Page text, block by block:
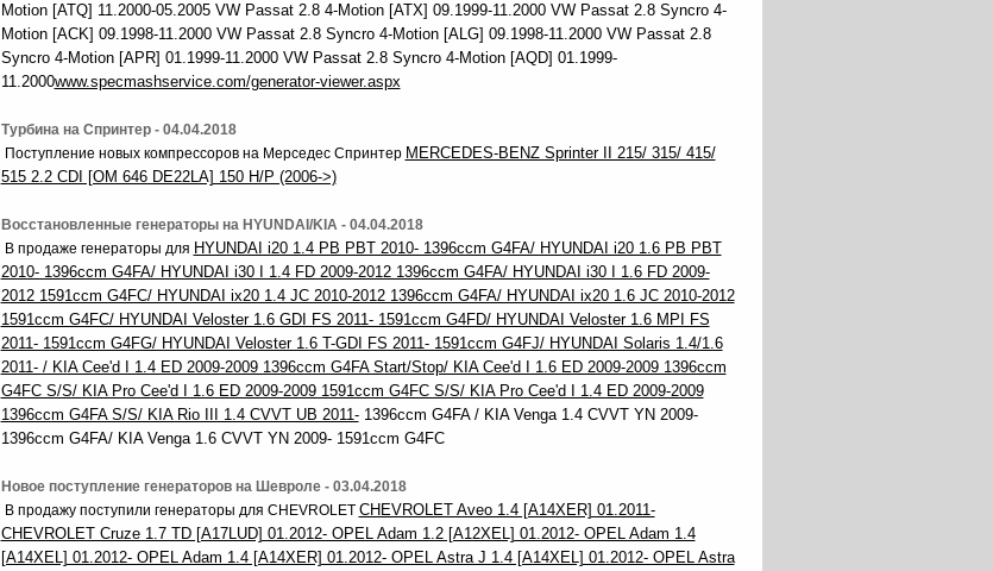
Motion [ATQ] 11.2000-05.2005 VW Passat 2.8 4-Motion [ATX] 09.1999-11.2000 VW Passat 2.8 Syncro 4-
Motion [ACK] 09.1998-11.2000 VW Passat 2.8 Syncro 4-Motion [ALG] 09.1998-11.2000 VW Passat 2.8
Syncro 4-Motion [APR] 01.1999-11.2000 VW Passat 2.8 Syncro 4-Motion [AQD] 01.1999-
11.2000www.specmashservice.com/generator-viewer.aspx
Турбина на Спринтер - 04.04.2018
Поступление новых компрессоров на Мерседес Спринтер MERCEDES-BENZ Sprinter II 215/ 315/ 415/
515 2.2 CDI [OM 646 DE22LA] 150 H/P (2006->)
Восстановленные генераторы на HYUNDAI/KIA - 04.04.2018
В продаже генераторы для HYUNDAI i20 1.4 PB PBT 2010- 1396ccm G4FA/ HYUNDAI i20 1.6 PB PBT
2010- 1396ccm G4FA/ HYUNDAI i30 I 1.4 FD 2009-2012 1396ccm G4FA/ HYUNDAI i30 I 1.6 FD 2009-
2012 1591ccm G4FC/ HYUNDAI ix20 1.4 JC 2010-2012 1396ccm G4FA/ HYUNDAI ix20 1.6 JC 2010-2012
1591ccm G4FC/ HYUNDAI Veloster 1.6 GDI FS 2011- 1591ccm G4FD/ HYUNDAI Veloster 1.6 MPI FS
2011- 1591ccm G4FG/ HYUNDAI Veloster 1.6 T-GDI FS 2011- 1591ccm G4FJ/ HYUNDAI Solaris 1.4/1.6
2011- / KIA Cee'd I 1.4 ED 2009-2009 1396ccm G4FA Start/Stop/ KIA Cee'd I 1.6 ED 2009-2009 1396ccm
G4FC S/S/ KIA Pro Cee'd I 1.6 ED 2009-2009 1591ccm G4FC S/S/ KIA Pro Cee'd I 1.4 ED 2009-2009
1396ccm G4FA S/S/ KIA Rio III 1.4 CVVT UB 2011-1396ccm G4FA / KIA Venga 1.4 CVVT YN 2009-
1396ccm G4FA/ KIA Venga 1.6 CVVT YN 2009- 1591ccm G4FC
Новое поступление генераторов на Шевроле - 03.04.2018
В продажу поступили генераторы для CHEVROLET CHEVROLET Aveo 1.4 [A14XER] 01.2011-
CHEVROLET Cruze 1.7 TD [A17LUD] 01.2012- OPEL Adam 1.2 [A12XEL] 01.2012- OPEL Adam 1.4
[A14XEL] 01.2012- OPEL Adam 1.4 [A14XER] 01.2012- OPEL Astra J 1.4 [A14XEL] 01.2012- OPEL Astra